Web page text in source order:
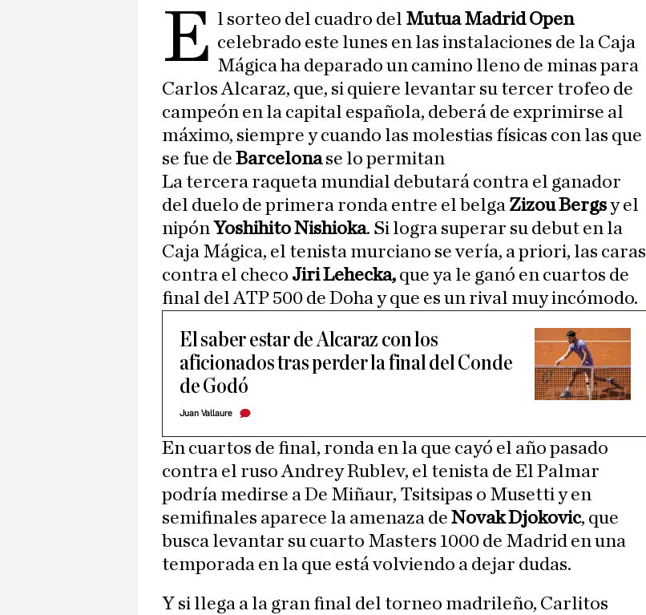
E l sorteo del cuadro del Mutua Madrid Open
celebrado este lunes en las instalaciones de la Caja
Mágica ha deparado un camino lleno de minas para
Carlos Alcaraz, que, si quiere levantar su tercer trofeo de
campeón en la capital española, deberá de exprimirse al
máximo, siempre y cuando las molestias físicas con las que
se fue de Barcelonase lo permitan
La tercera raqueta mundial debutará contra el ganador
del duelo de primera ronda entre el belga Zizou Bergsy el
nipón Yoshihito Nishioka. Si logra superar su debut en la
Caja Mágica, el tenista murciano se vería, a priori, las caras
contra el checo Jiri Lehecka, que ya le ganó en cuartos de
final del ATP 500 de Doha y que es un rival muy incómodo.
El saber estar de Alcaraz con los
aficionados tras perder la final del Conde
de Godó
Juan Vallaure
En cuartos de final, ronda en la que cayó el año pasado
contra el ruso Andrey Rublev, el tenista de El Palmar
podría medirse a De Miñaur, Tsitsipas o Musetti y en
semifinales aparece la amenaza de Novak Djokovic, que
busca levantar su cuarto Masters 1000 de Madrid en una
temporada en la que está volviendo a dejar dudas.
Y si llega a la gran final del torneo madrileño, Carlitos